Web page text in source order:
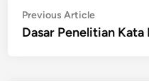
Post
navigation
Previous ArticlePrevious
article:
Dasar Penelitian Kata